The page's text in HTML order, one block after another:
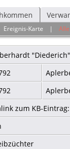
Ereignis-Karte |Alle
"Diederich"
zum KB-Eintrag: